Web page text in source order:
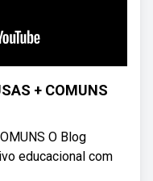
+ COMUNS
O Blog
educacional com